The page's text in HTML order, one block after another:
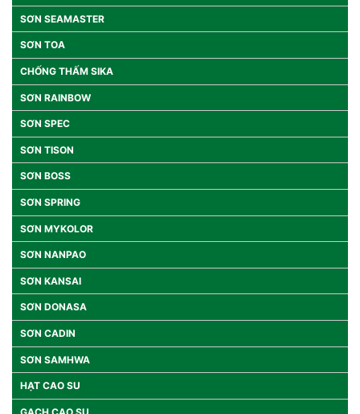
SƠN SEAMASTER
SƠN TOA
CHỐNG THẤM SIKA
SƠN RAINBOW
SƠN SPEC
SƠN TISON
SƠN BOSS
SƠN SPRING
SƠN MYKOLOR
SƠN NANPAO
SƠN KANSAI
SƠN DONASA
SƠN CADIN
SƠN SAMHWA
HẠT CAO SU